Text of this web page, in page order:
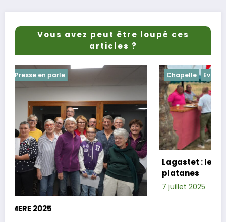
Vous avez peut être loupé ces
articles ?
Chapelle
Lagastet : le repas champêtre réussi
platanes
7 juillet 2025 Xavier D.